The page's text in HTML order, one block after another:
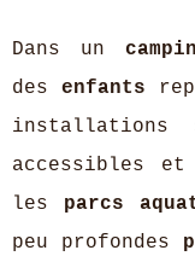
Dans un
desenfants
installations
accessibles et
les parcs
peu profondes